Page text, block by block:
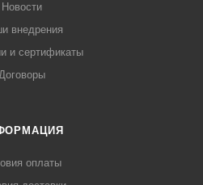
Новости
внедрения
и сертификаты
оплаты